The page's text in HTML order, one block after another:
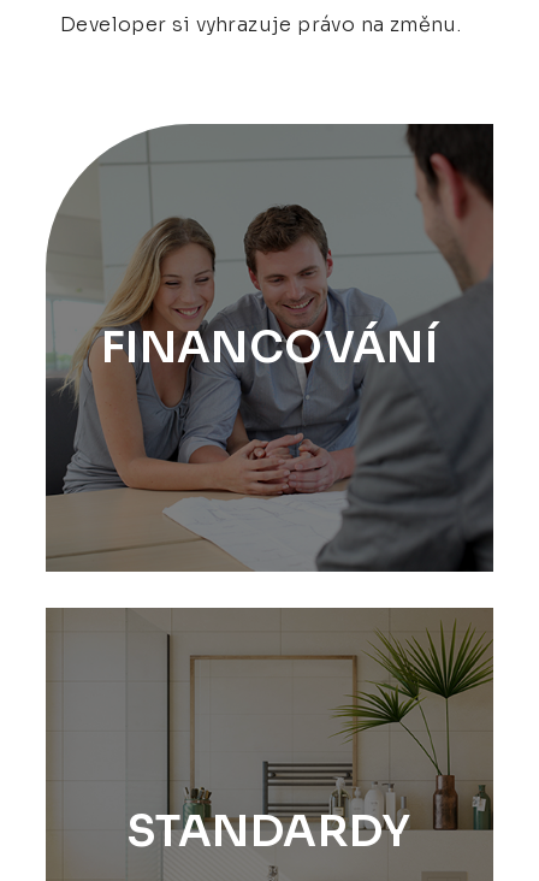
Developer si vyhrazuje právo na změnu.
FINANCOVÁNÍ
STANDARDY